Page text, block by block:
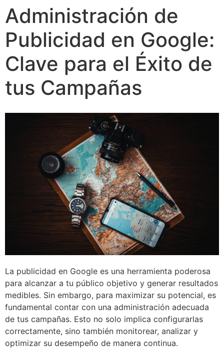
Administración de
Publicidad en Google:
Clave para el Éxito de
tus Campañas
La publicidad en Google es una herramienta poderosa
para alcanzar a tu público objetivo y generar resultados
medibles. Sin embargo, para maximizar su potencial, es
fundamental contar con una administración adecuada
de tus campañas. Esto no solo implica configurarlas
correctamente, sino también monitorear, analizar y
optimizar su desempeño de manera continua.